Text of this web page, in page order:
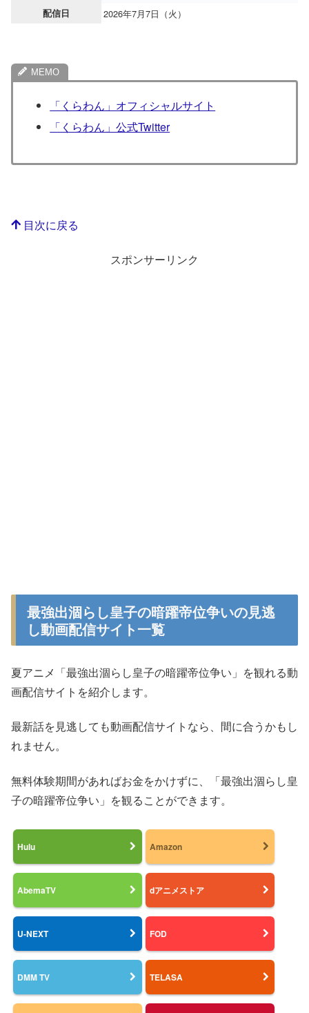
配信日 2026年7月7日（火）
「くらわん」オフィシャルサイト
「くらわん」公式Twitter
目次に戻る
スポンサーリンク
最強出涸らし皇子の暗躍帝位争いの見逃
し動画配信サイト一覧
夏アニメ「最強出涸らし皇子の暗躍帝位争い」を観れる動
画配信サイトを紹介します。
最新話を見逃しても動画配信サイトなら、間に合うかもし
れません。
無料体験期間があればお金をかけずに、「最強出涸らし皇
子の暗躍帝位争い」を観ることができます。
Hulu Amazon
AbemaTV dアニメストア
U-NEXT FOD
DMM TV TELASA